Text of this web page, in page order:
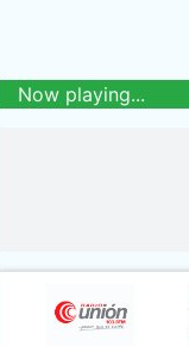
Now playing...